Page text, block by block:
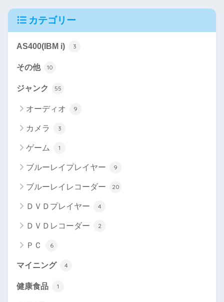
カテゴリー
AS400(IBM i) 3
その他 10
ジャンク 55
オーディオ 9
カメラ 3
ゲーム 1
ブルーレイプレイヤー 9
ブルーレイレコーダー 20
ＤＶＤプレイヤー 4
ＤＶＤレコーダー 2
ＰＣ 6
マイニング 4
健康食品 1